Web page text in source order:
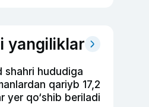
yangiliklar
shahri hududiga
qariyb 17,2
yer qo‘shib beriladi